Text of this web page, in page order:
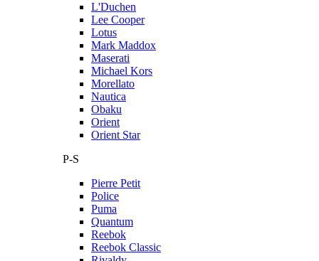
L'Duchen
Lee Cooper
Lotus
Mark Maddox
Maserati
Michael Kors
Morellato
Nautica
Obaku
Orient
Orient Star
P-S
Pierre Petit
Police
Puma
Quantum
Reebok
Reebok Classic